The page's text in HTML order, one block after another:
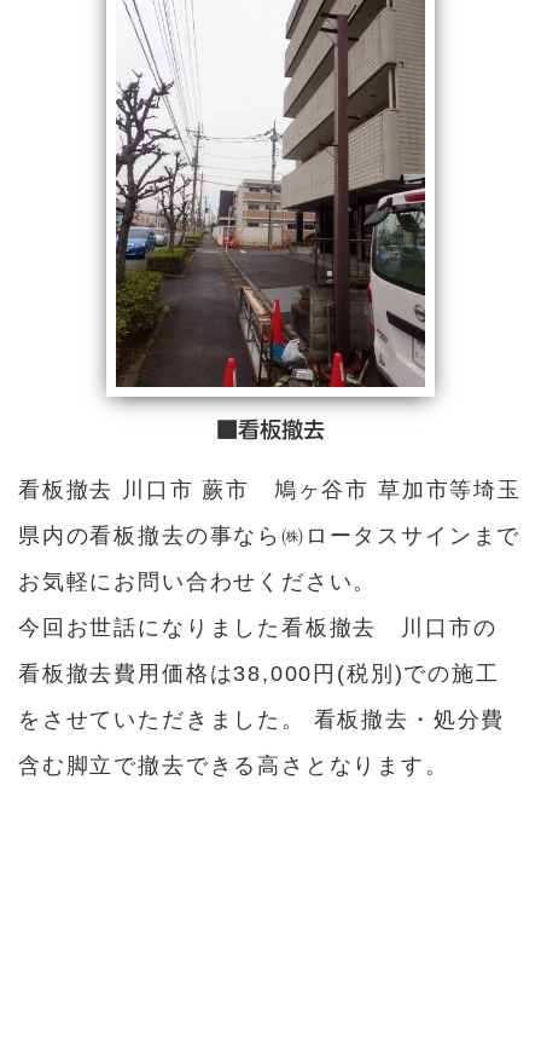
■看板撤去
看板撤去 川口市 蕨市 鳩ヶ谷市 草加市等埼玉
県内の看板撤去の事なら㈱ロータスサインまで
お気軽にお問い合わせください。
今回お世話になりました看板撤去 川口市の
看板撤去費用価格は38,000円(税別)での施工
をさせていただきました。 看板撤去・処分費
含む脚立で撤去できる高さとなります。